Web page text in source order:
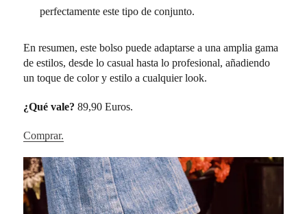
perfectamente este tipo de conjunto.
En resumen, este bolso puede adaptarse a una amplia gama
de estilos, desde lo casual hasta lo profesional, añadiendo
un toque de color y estilo a cualquier look.
¿Qué vale?89,90 Euros.
Comprar.